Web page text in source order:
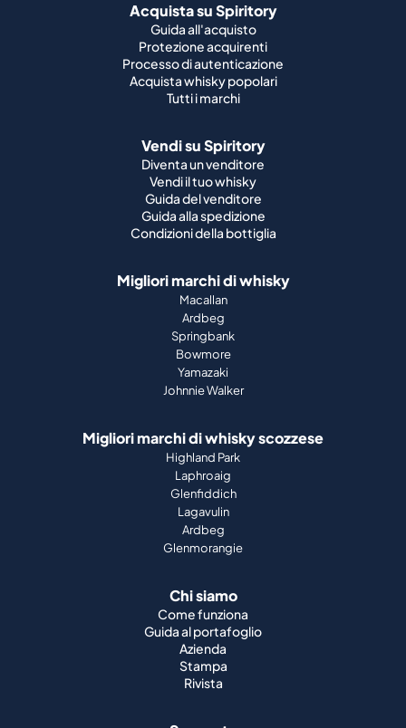
Acquista su Spiritory
Guida all'acquisto
Protezione acquirenti
Processo di autenticazione
Acquista whisky popolari
Tutti i marchi
Vendi su Spiritory
Diventa un venditore
Vendi il tuo whisky
Guida del venditore
Guida alla spedizione
Condizioni della bottiglia
Migliori marchi di whisky
Macallan
Ardbeg
Springbank
Bowmore
Yamazaki
Johnnie Walker
Migliori marchi di whisky scozzese
Highland Park
Laphroaig
Glenfiddich
Lagavulin
Ardbeg
Glenmorangie
Chi siamo
Come funziona
Guida al portafoglio
Azienda
Stampa
Rivista